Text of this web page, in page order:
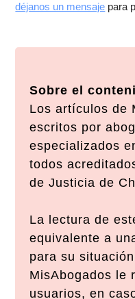
déjanos un mensaje para
Sobre el
Los artículos de
escritos por
especializados
todos
de Justicia de
La lectura de
equivalente a
para su
MisAbogados le
usuarios, en